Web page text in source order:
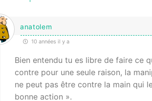
anatolem
10 années il y a
Bien entendu tu es libre de faire ce
contre pour une seule raison, la
ne peut pas être contre la main qui
bonne action ».